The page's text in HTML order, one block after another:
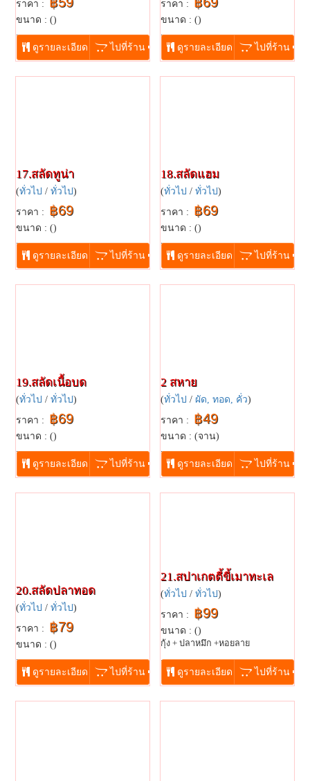
ราคา :
ขนาด : ()
...
ดูรายละเอียด ไปที่ร้าน
ราคา :
ขนาด : ()
...
ดูรายละเอียด ไปที่ร้าน
17.สลัดทูน่า
(ทั่วไป / ทั่วไป)
ราคา : ฿69
ขนาด : ()
...
ดูรายละเอียด ไปที่ร้าน
18.สลัดแฮม
(ทั่วไป / ทั่วไป)
ราคา : ฿69
ขนาด : ()
...
ดูรายละเอียด ไปที่ร้าน
19.สลัดเนื้อบด
(ทั่วไป / ทั่วไป)
ราคา : ฿69
ขนาด : ()
...
ดูรายละเอียด ไปที่ร้าน
2 สหาย
(ทั่วไป / ผัด, ทอด, คั่ว)
ราคา : ฿49
ขนาด : (จาน)
...
ดูรายละเอียด ไปที่ร้าน
20.สลัดปลาทอด
(ทั่วไป / ทั่วไป)
ราคา : ฿79
ขนาด : ()
...
ดูรายละเอียด ไปที่ร้าน
21.สปาเกตตี้ขี้เมาทะเล
(ทั่วไป / ทั่วไป)
ราคา : ฿99
ขนาด : ()
กุ้ง + ปลาหมึก +หอยลาย
...
ดูรายละเอียด
ไปที่ร้าน